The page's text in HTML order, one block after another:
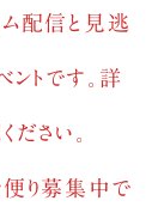
ム配信と見逃
ントです。詳
さい。
便り募集中で